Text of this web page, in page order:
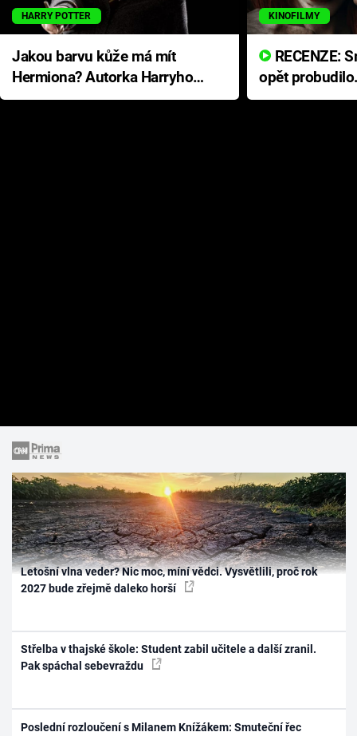
HARRY POTTER
Jakou barvu kůže má mít
Hermiona? Autorka Harryho
Pottera přišla s ráznou
KINOFILMY
opět
přichází s
Letošní vlna veder? Nic moc, míní vědci. Vysvětlili, proč rok
2027 bude zřejmě daleko horší
Střelba v thajské škole: Student zabil učitele a další zranil.
Pak spáchal sebevraždu
Poslední rozloučení s Milanem Knížákem: Smuteční řec